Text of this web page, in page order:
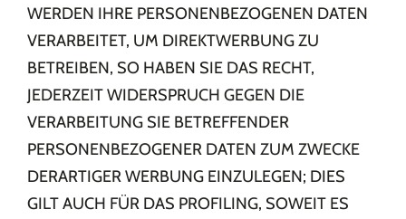
WERDEN IHRE PERSONENBEZOGENEN DATEN
VERARBEITET, UM DIREKTWERBUNG ZU
BETREIBEN, SO HABEN SIE DAS RECHT,
JEDERZEIT WIDERSPRUCH GEGEN DIE
VERARBEITUNG SIE BETREFFENDER
PERSONENBEZOGENER DATEN ZUM ZWECKE
DERARTIGER WERBUNG EINZULEGEN; DIES
GILT AUCH FÜR DAS PROFILING, SOWEIT ES